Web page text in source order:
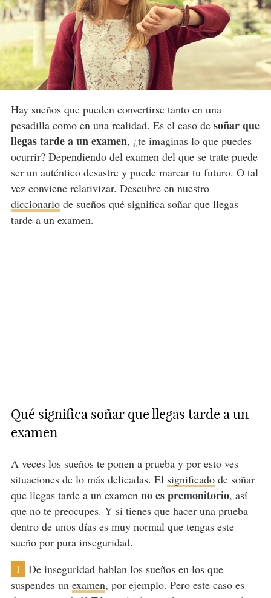
Hay sueños que pueden convertirse tanto en una
pesadilla como en una realidad. Es el caso de soñar que
llegas tarde a un examen, ¿te imaginas lo que puedes
ocurrir? Dependiendo del examen del que se trate puede
ser un auténtico desastre y puede marcar tu futuro. O tal
vez conviene relativizar. Descubre en nuestro
diccionariode sueños qué significa soñar que llegas
tarde a un examen.
Qué significa soñar que llegas tarde a un
examen
A veces los sueños te ponen a prueba y por esto ves
situaciones de lo más delicadas. El significadode soñar
que llegas tarde a un examen no es premonitorio, así
que no te preocupes. Y si tienes que hacer una prueba
dentro de unos días es muy normal que tengas este
sueño por pura inseguridad.
1
De inseguridad hablan los sueños en los que
suspendes un examen, por ejemplo. Pero este caso es